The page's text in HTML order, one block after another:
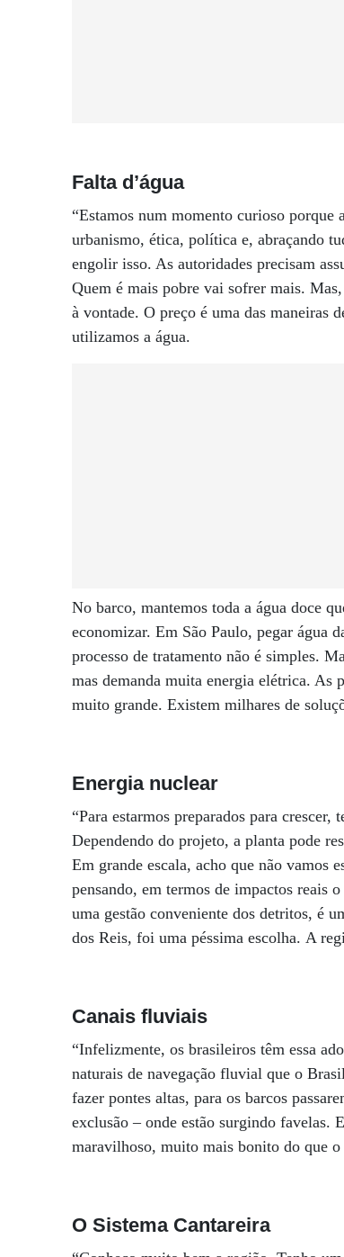
Falta d’água
“Estamos num momento curioso
urbanismo, ética, política e, abraçando
engolir isso. As autoridades precisam
Quem é mais pobre vai sofrer mais.
à vontade. O preço é uma das maneiras
utilizamos a água.
No barco, mantemos toda a água doce
economizar. Em São Paulo, pegar água
processo de tratamento não é simples.
mas demanda muita energia elétrica. As
muito grande. Existem milhares de
Energia nuclear
“Para estarmos preparados para
Dependendo do projeto, a planta pode
Em grande escala, acho que não vamos
pensando, em termos de impactos reais
uma gestão conveniente dos detritos, é
dos Reis, foi uma péssima escolha. A
Canais fluviais
“Infelizmente, os brasileiros têm essa
naturais de navegação fluvial que o
fazer pontes altas, para os barcos
exclusão – onde estão surgindo favelas.
maravilhoso, muito mais bonito do que
O Sistema Cantareira